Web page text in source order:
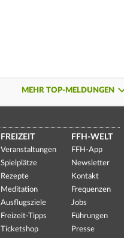
MEHR TOP-MELDUNGEN
FREIZEIT
Veranstaltungen
Spielplätze
Rezepte
Meditation
Ausflugsziele
Freizeit-Tipps
Ticketshop
FFH-WELT
FFH-App
Newsletter
Kontakt
Frequenzen
Jobs
Führungen
Presse